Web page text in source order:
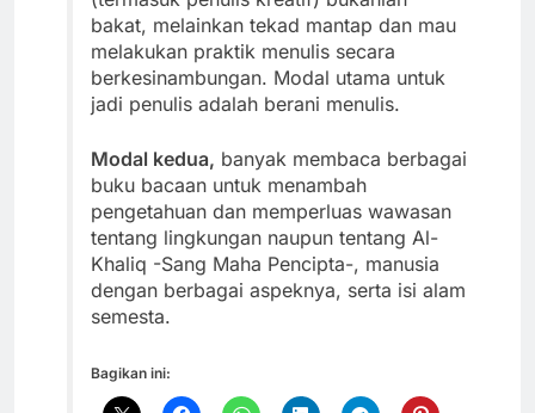
bakat, melainkan tekad mantap dan mau
melakukan praktik menulis secara
berkesinambungan. Modal utama untuk
jadi penulis adalah berani menulis.
Modal kedua, banyak membaca berbagai
buku bacaan untuk menambah
pengetahuan dan memperluas wawasan
tentang lingkungan naupun tentang Al-
Khaliq -Sang Maha Pencipta-, manusia
dengan berbagai aspeknya, serta isi alam
semesta.
Bagikan ini: